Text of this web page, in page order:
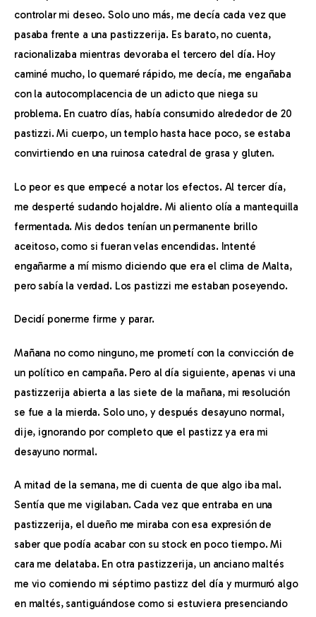
controlar mi deseo. Solo uno más, me decía cada vez que
pasaba frente a una pastizzerija. Es barato, no cuenta,
racionalizaba mientras devoraba el tercero del día. Hoy
caminé mucho, lo quemaré rápido, me decía, me engañaba
con la autocomplacencia de un adicto que niega su
problema. En cuatro días, había consumido alrededor de 20
pastizzi. Mi cuerpo, un templo hasta hace poco, se estaba
convirtiendo en una ruinosa catedral de grasa y gluten.
Lo peor es que empecé a notar los efectos. Al tercer día,
me desperté sudando hojaldre. Mi aliento olía a mantequilla
fermentada. Mis dedos tenían un permanente brillo
aceitoso, como si fueran velas encendidas. Intenté
engañarme a mí mismo diciendo que era el clima de Malta,
pero sabía la verdad. Los pastizzi me estaban poseyendo.
Decidí ponerme firme y parar.
Mañana no como ninguno, me prometí con la convicción de
un político en campaña. Pero al día siguiente, apenas vi una
pastizzerija abierta a las siete de la mañana, mi resolución
se fue a la mierda. Solo uno, y después desayuno normal,
dije, ignorando por completo que el pastizz ya era mi
desayuno normal.
A mitad de la semana, me di cuenta de que algo iba mal.
Sentía que me vigilaban. Cada vez que entraba en una
pastizzerija, el dueño me miraba con esa expresión de
saber que podía acabar con su stock en poco tiempo. Mi
cara me delataba. En otra pastizzerija, un anciano maltés
me vio comiendo mi séptimo pastizz del día y murmuró algo
en maltés, santiguándose como si estuviera presenciando